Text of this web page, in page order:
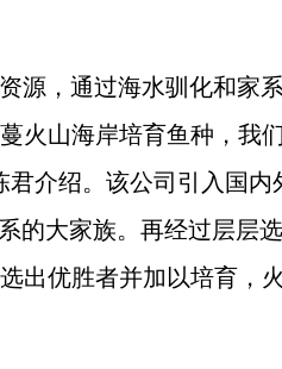
，通过海水驯化和家
火山海岸培育鱼种，我
介绍。该公司引入国内
的大家族。再经过层层
出优胜者并加以培育，